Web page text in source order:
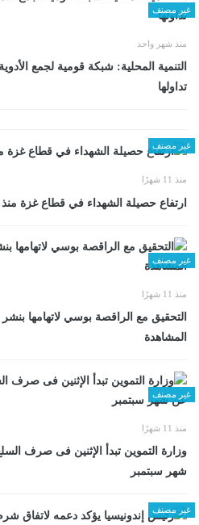
غير مصنف
منذ شهر واحد
التنمية المحلية: شبكة قومية لجمع
تداولها
غير مصنف
منذ 11 شهرًا
ارتفاع حصيلة الشهداء في قطاع غزة منذ فجر
غير مصنف
منذ 11 شهرًا
التحقيق مع الراقصة بوسي لاتهامها
المشاهدة
غير مصنف
منذ 11 شهرًا
وزارة التموين تبدأ الإثنين فى صرف
شهر سبتمبر
غير مصنف